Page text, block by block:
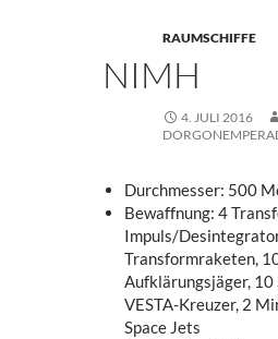
RAUMSCHIFFE
NIMH
4. JULI 2016
Durchmesser: 500
Bewaffnung: 4
Impuls/
Transformraketen,
Aufklärungsjäger, 10
VESTA-Kreuzer, 2
Space Jets